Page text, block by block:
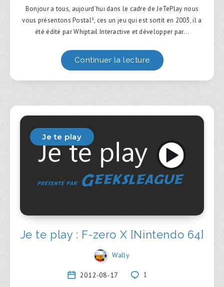
Bonjour a tous, aujourd’hui dans le cadre de JeTePlay nous
vous présentons Postal², ces un jeu qui est sortit en 2003, il a
été édité par Whiptail Interactive et développer par…
Continuer la lecture
Je te play
Je te play : F-zero X [Nintendo 64]
Wally
2012-08-17 1